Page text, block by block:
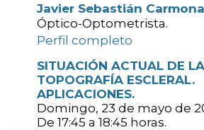
Javier Sebastián Carmona
Óptico-Optometrista.
Perfil completo
SITUACIÓN ACTUAL DE LA
TOPOGRAFÍA ESCLERAL.
APLICACIONES.
Domingo, 23 de mayo de
De 17:45 a 18:45 horas.